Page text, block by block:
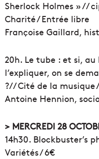
Sherlock Holmes » //
Charité / Entrée libre
Françoise Gaillard,
20h. Le tube : et si,
l’expliquer, on se
?// Cité de la musique
Antoine Hennion,
> MERCREDI 28
14h30. Blockbuster’s
Variétés / 6€